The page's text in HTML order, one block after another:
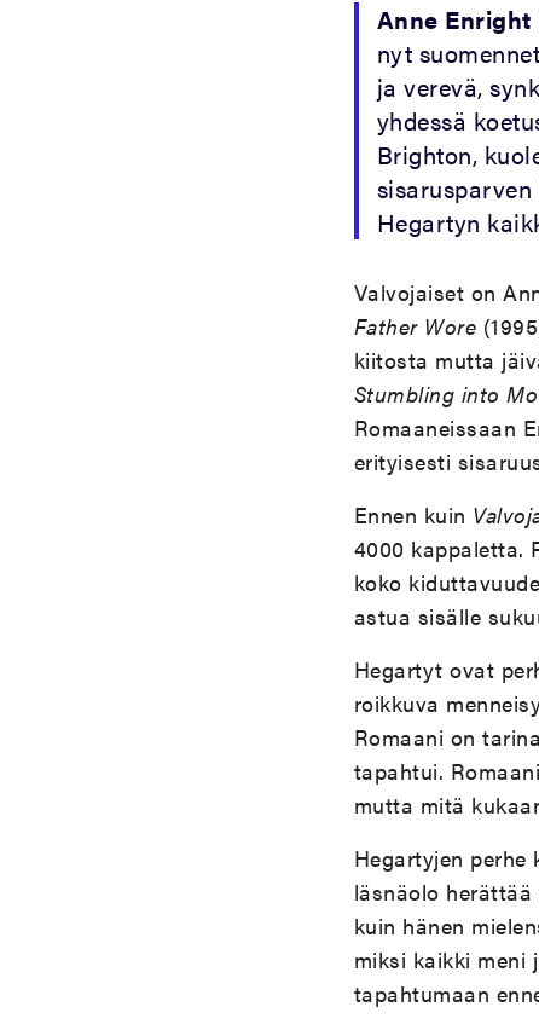
Anne Enright
nyt
ja verevä,
yhdessä
Brighton,
Hegartyn
Valvojaiset on
Father Wore
kiitosta mutta
Stumbling into
Romaaneissaan
erityisesti
Ennen kuin
4000 kappaletta.
koko
astua sisälle
Hegartyt ovat
roikkuva
Romaani on
tapahtui.
mutta mitä
Hegartyjen perhe
läsnäolo
kuin hänen
miksi kaikki meni
tapahtumaan